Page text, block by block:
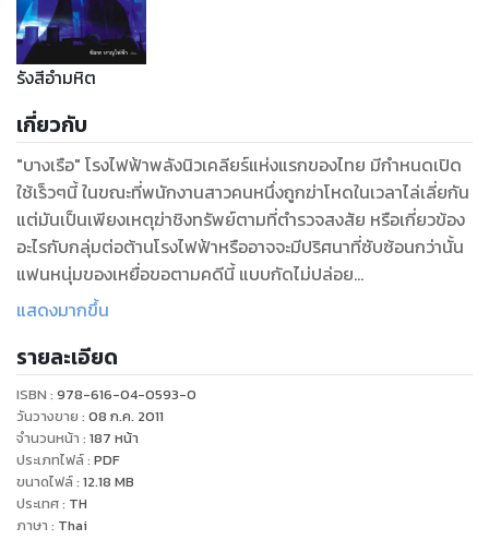
รังสีอำมหิต
เกี่ยวกับ
"บางเรือ" โรงไฟฟ้าพลังนิวเคลียร์แห่งแรกของไทย มีกำหนดเปิด
ใช้เร็วๆนี้ ในขณะที่พนักงานสาวคนหนึ่งถูกฆ่าโหดในเวลาไล่เลี่ยกัน
แต่มันเป็นเพียงเหตุฆ่าชิงทรัพย์ตามที่ตำรวจสงสัย หรือเกี่ยวข้อง
อะไรกับกลุ่มต่อต้านโรงไฟฟ้าหรืออาจจะมีปริศนาที่ซับซ้อนกว่านั้น
แฟนหนุ่มของเหยื่อขอตามคดีนี้ แบบกัดไม่ปล่อย
"
แสดงมากขึ้น
รายละเอียด
ISBN : 978-616-04-0593-0
วันวางขาย : 08 ก.ค. 2011
จำนวนหน้า : 187 หน้า
ประเภทไฟล์: PDF
ขนาดไฟล์: 12.18 MB
ประเทศ: TH
ภาษา : Thai